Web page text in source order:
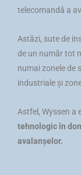
telecomandă a
Astăzi, sute de
de un număr tot
numai zonele de
industriale și
Astfel, Wyssen a
tehnologic în
avalanșelor.